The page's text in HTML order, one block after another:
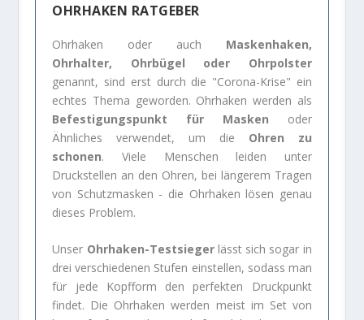
OHRHAKEN RATGEBER
Ohrhaken oder auch Maskenhaken,
Ohrhalter, Ohrbügel oder Ohrpolster
genannt, sind erst durch die "Corona-Krise" ein
echtes Thema geworden. Ohrhaken werden als
Befestigungspunkt für Masken oder
Ähnliches verwendet, um die Ohren zu
schonen. Viele Menschen leiden unter
Druckstellen an den Ohren, bei längerem Tragen
von Schutzmasken - die Ohrhaken lösen genau
dieses Problem.
Unser Ohrhaken-Testsiegerlässt sich sogar in
drei verschiedenen Stufen einstellen, sodass man
für jede Kopfform den perfekten Druckpunkt
findet. Die Ohrhaken werden meist im Set von